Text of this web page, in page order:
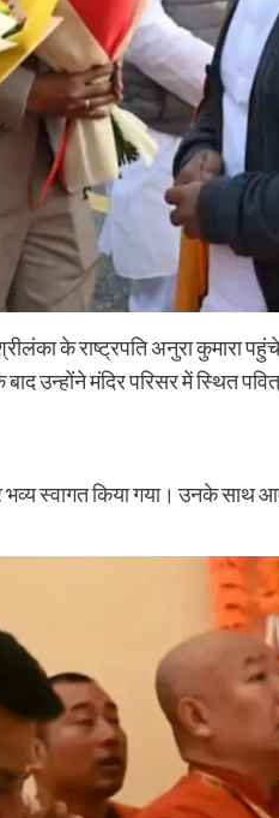
के राष्ट्रपति अनुरा कुमारा
उन्होंने मंदिर परिसर में स्थित
भव्य स्वागत किया गया। उनके साथ
हरनौत में 95
बारिश से लहलहाए
August
12,123 हेक्टेयर लक्ष्य के
विभाग ने किसानों को
पानी...
Read More